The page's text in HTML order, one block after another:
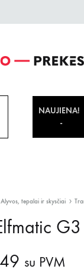
NAUJIENA!
Alyvos, tepalai ir skysčiai
su PVM